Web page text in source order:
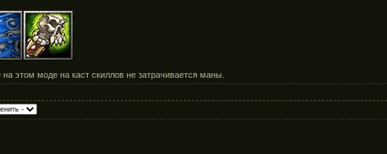
этом моде на каст скиллов не затрачивается маны.